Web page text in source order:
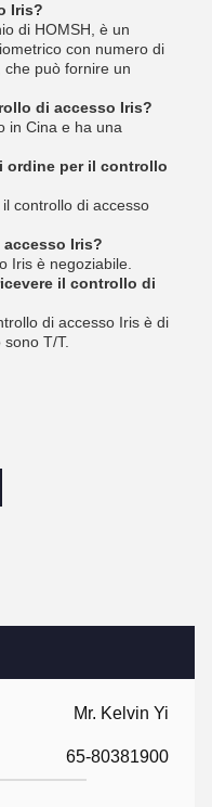
Mr. Kelvin Yi
65-80381900
Iris?
di HOMSH, è un
con numero di
che può fornire un
di accesso Iris?
in Cina e ha una
ordine per il controllo
controllo di accesso
Iris?
Iris è negoziabile.
il controllo di
di accesso Iris è di
T/T.